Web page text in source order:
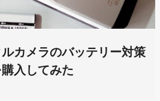
カメラのバッテリー対策
入してみた